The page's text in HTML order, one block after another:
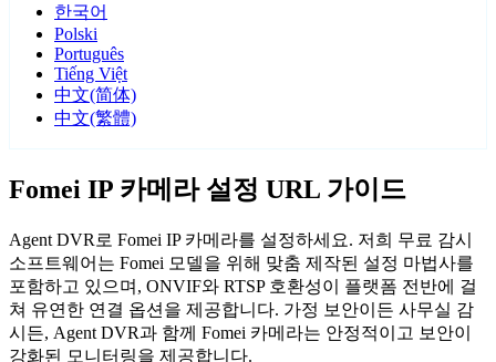
한국어
Polski
Português
Tiếng Việt
中文(简体)
中文(繁體)
Fomei IP 카메라 설정 URL 가이드
Agent DVR로 Fomei IP 카메라를 설정하세요. 저희 무료 감시
소프트웨어는 Fomei 모델을 위해 맞춤 제작된 설정 마법사를
포함하고 있으며, ONVIF와 RTSP 호환성이 플랫폼 전반에 걸
쳐 유연한 연결 옵션을 제공합니다. 가정 보안이든 사무실 감
시든, Agent DVR과 함께 Fomei 카메라는 안정적이고 보안이
강화된 모니터링을 제공합니다.